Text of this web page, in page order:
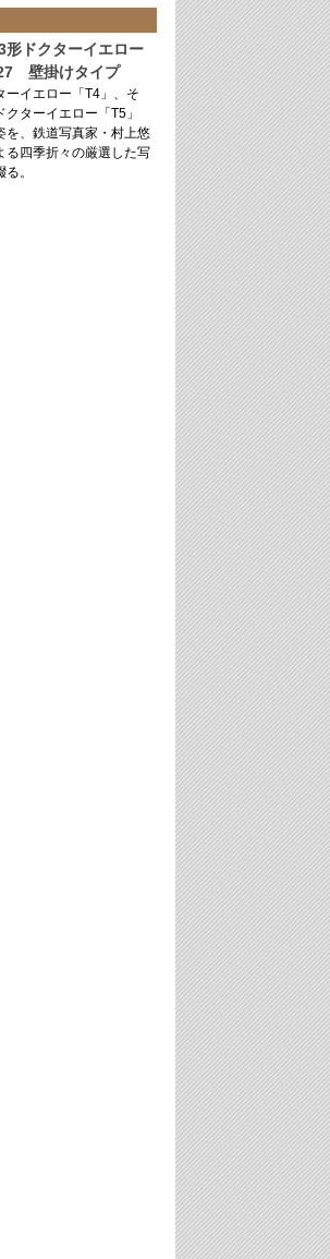
ドクターイエロー
壁掛けタイプ
ーイエロー「T4」、そ
クターイエロー「T5」
を、鉄道写真家・村上悠
る四季折々の厳選した写
。